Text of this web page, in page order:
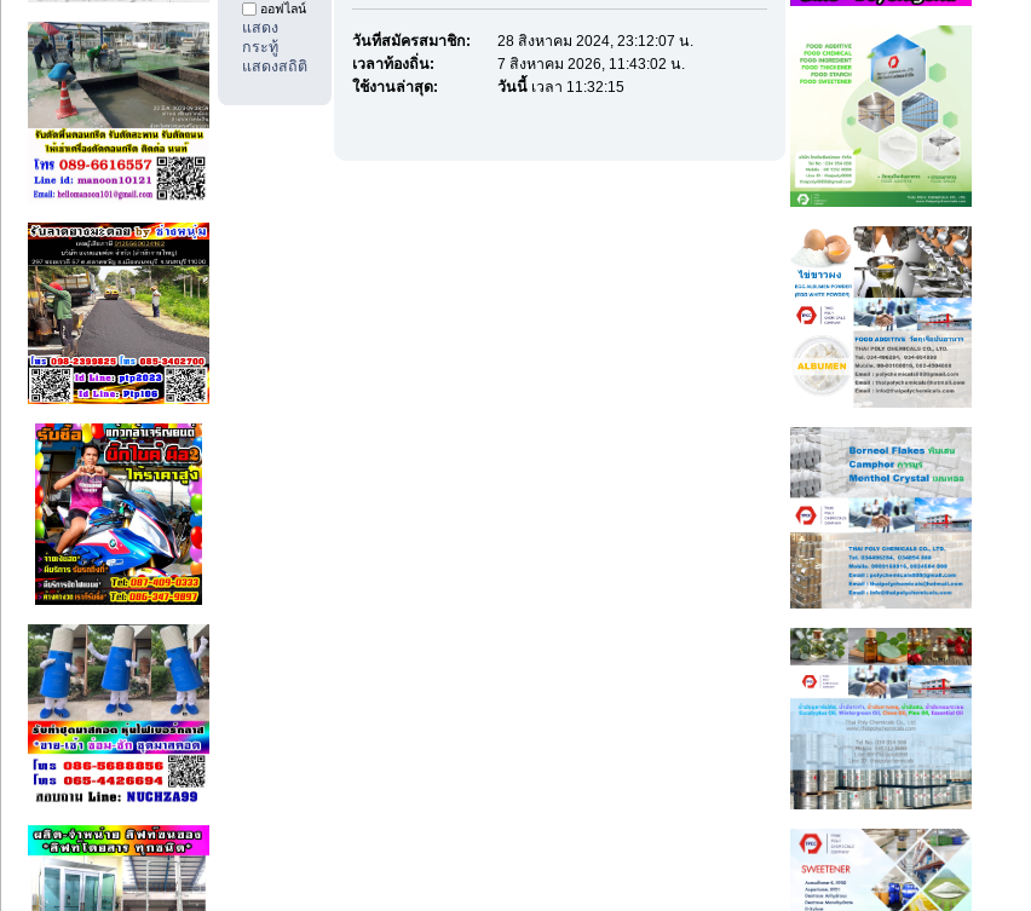
ออฟไลน์
แสดง
กระทู้
แสดงสถิติ
วันที่สมัครสมาชิก:
28 สิงหาคม 2024, 23:12:07 น.
เวลาท้องถิ่น:
7 สิงหาคม 2026, 11:43:02 น.
ใช้งานล่าสุด:
วันนี้ เวลา 11:32:15